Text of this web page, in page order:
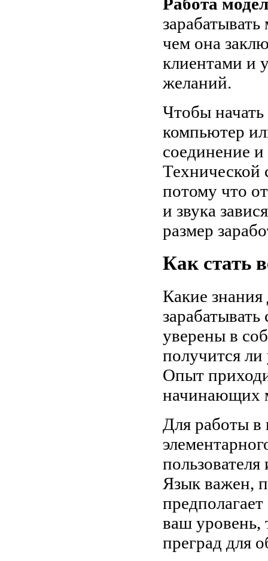
чем она
клиентами и
желаний.
Чтобы
компьютер
соединение
Технической
потому что
и звука
размер
Как стать
Какие
уверены в
получится
Опыт
начинающих
Для работы в
пользователя
Язык важен,
ваш уровень,
преград для